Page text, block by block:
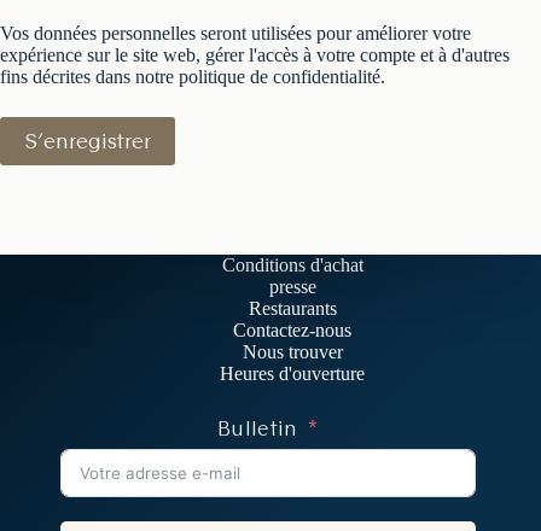
Vos données personnelles seront utilisées pour améliorer votre
expérience sur le site web, gérer l'accès à votre compte et à d'autres
fins décrites dans notre politique de confidentialité.
S’enregistrer
Conditions d'achat
presse
Restaurants
Contactez-nous
Nous trouver
Heures d'ouverture
Bulletin